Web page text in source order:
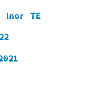
Inor TE